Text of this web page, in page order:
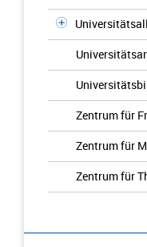
Zentrum für
Zentrum für
Zentrum für